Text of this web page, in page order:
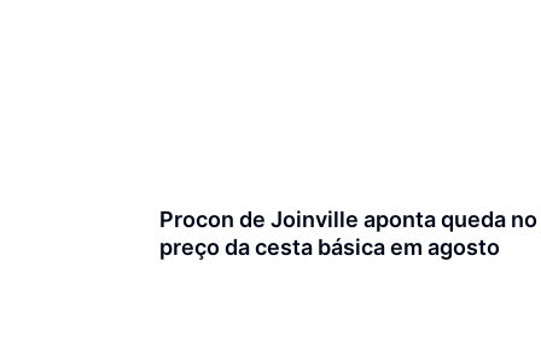
Procon de Joinville aponta queda no
preço da cesta básica em agosto